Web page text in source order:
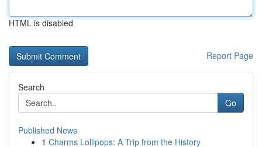
HTML is disabled
Report Page
Search
Go
Published News
1 Charms Lollipops: A Trip from the History